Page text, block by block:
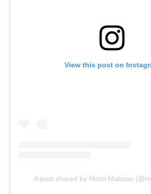
View this post on
A post shared by Motsi Mabuse